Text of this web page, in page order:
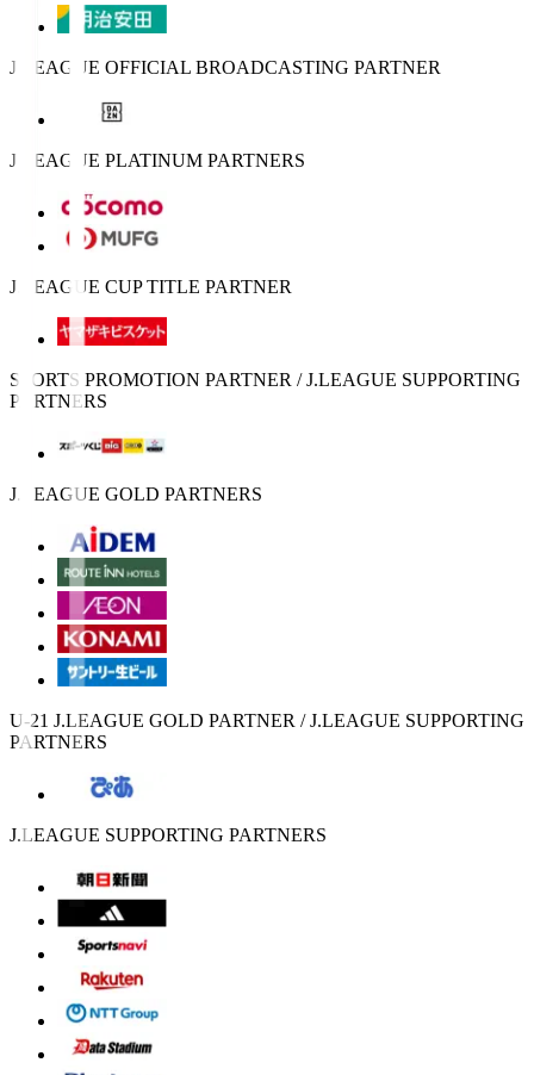
J.LEAGUE OFFICIAL BROADCASTING PARTNER
J.LEAGUE PLATINUM PARTNERS
J.LEAGUE CUP TITLE PARTNER
SPORTS PROMOTION PARTNER / J.LEAGUE SUPPORTING
PARTNERS
J.LEAGUE GOLD PARTNERS
U-21 J.LEAGUE GOLD PARTNER / J.LEAGUE SUPPORTING
PARTNERS
J.LEAGUE SUPPORTING PARTNERS